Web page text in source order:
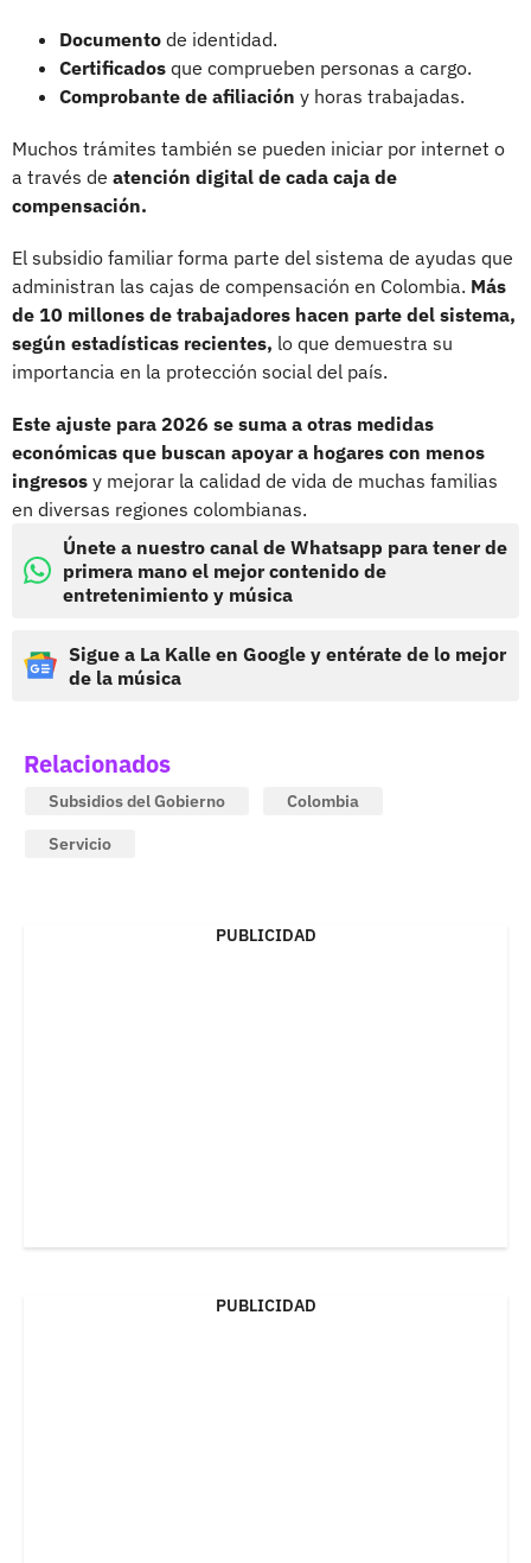
Documento de identidad.
Certificados que comprueben personas a cargo.
Comprobante de afiliación y horas trabajadas.
Muchos trámites también se pueden iniciar por internet o
a través de atención digital de cada caja de
compensación.
El subsidio familiar forma parte del sistema de ayudas que
administran las cajas de compensación en Colombia. Más
de 10 millones de trabajadores hacen parte del sistema,
según estadísticas recientes, lo que demuestra su
importancia en la protección social del país.
Este ajuste para 2026 se suma a otras medidas
económicas que buscan apoyar a hogares con menos
ingresos y mejorar la calidad de vida de muchas familias
en diversas regiones colombianas.
Únete a nuestro canal de Whatsapp para tener de
primera mano el mejor contenido de
entretenimiento y música
Sigue a La Kalle en Google y entérate de lo mejor
de la música
Relacionados
Subsidios del Gobierno
Colombia
Servicio
PUBLICIDAD
PUBLICIDAD